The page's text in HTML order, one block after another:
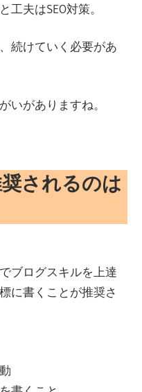
夫はSEO対策。
続けていく必要があ
いがありますね。
されるのは
ブログスキルを上達
に書くことが推奨さ